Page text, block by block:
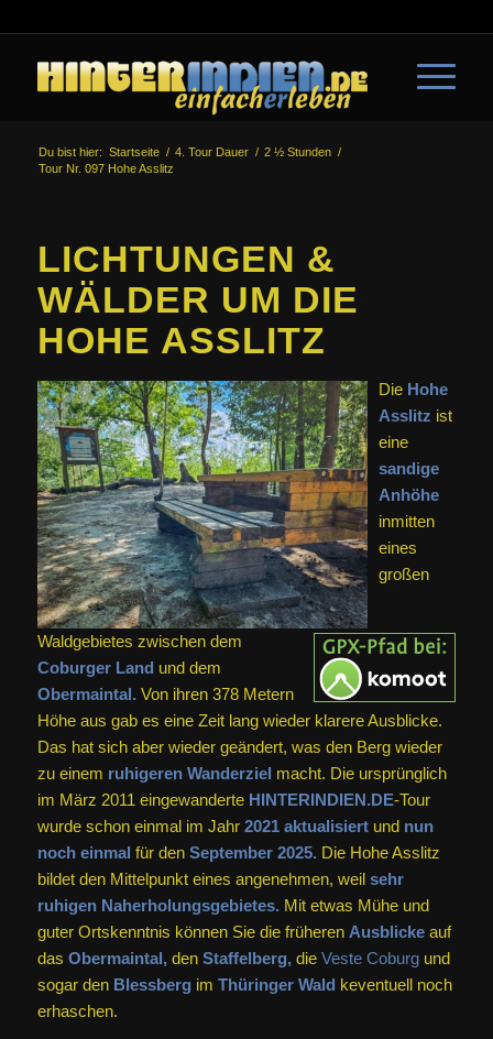
Du bist hier: Startseite / 4. Tour Dauer / 2 ½ Stunden /
Tour Nr. 097 Hohe Asslitz
LICHTUNGEN &
WÄLDER UM DIE
HOHE ASSLITZ
Die Hohe
Asslitz ist
eine
sandige
Anhöhe
inmitten
eines
großen
Waldgebietes zwischen dem
Coburger Land und dem
Obermaintal. Von ihren 378 Metern
Höhe aus gab es eine Zeit lang wieder klarere Ausblicke.
Das hat sich aber wieder geändert, was den Berg wieder
zu einem ruhigeren Wanderziel macht. Die ursprünglich
im März 2011 eingewanderte HINTERINDIEN.DE-Tour
wurde schon einmal im Jahr 2021 aktualisiertund nun
noch einmal für den September 2025. Die Hohe Asslitz
bildet den Mittelpunkt eines angenehmen, weil sehr
ruhigen Naherholungsgebietes. Mit etwas Mühe und
guter Ortskenntnis können Sie die früheren Ausblickeauf
das Obermaintal,den Staffelberg,die Veste Coburgund
sogar den Blessberg im Thüringer Wald keventuell noch
erhaschen.